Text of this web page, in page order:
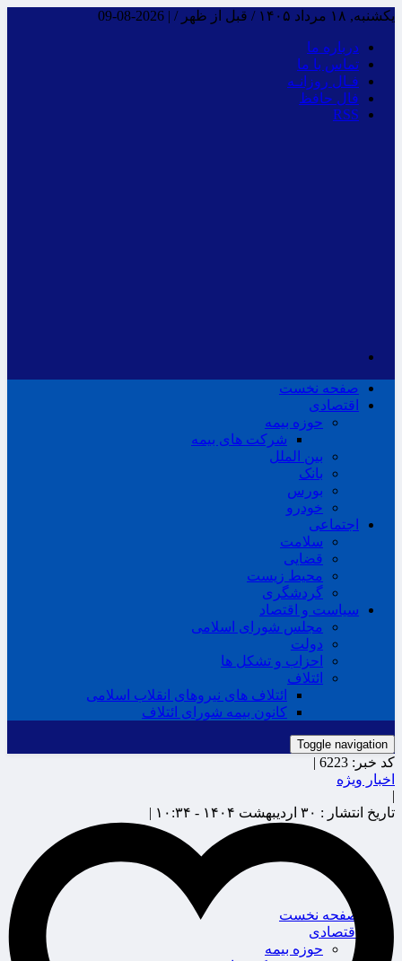
یکشنبه, ۱۸ مرداد ۱۴۰۵ / قبل از ظهر / |
2026-08-09
درباره ما
تماس با ما
فـال روزانـه
فال حافظ
RSS
صفحه نخست
اقتصادی
حوزه بیمه
شرکت های بیمه
بین الملل
بانک
بورس
خودرو
اجتماعی
سلامت
قضایی
محیط زیست
گردشگری
سیاست و اقتصاد
مجلس شورای اسلامی
دولت
احزاب و تشکل ها
ائتلاف
ائتلاف های نیروهای انقلاب اسلامی
کانون بیمه شورای ائتلاف
Toggle navigation
صفحه نخست
اقتصادی
حوزه بیمه
کد خبر: 6223 |
اخبار ویژه
|
تاریخ انتشار : ۳۰ اردیبهشت ۱۴۰۴ - ۱۰:۳۴ |